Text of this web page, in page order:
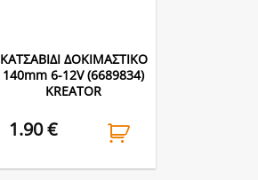
ΚΑΤΣΑΒΙΔΙ ΔΟΚΙΜΑΣΤΙΚΟ
140mm 6-12V (6689834)
KREATOR
1.90€